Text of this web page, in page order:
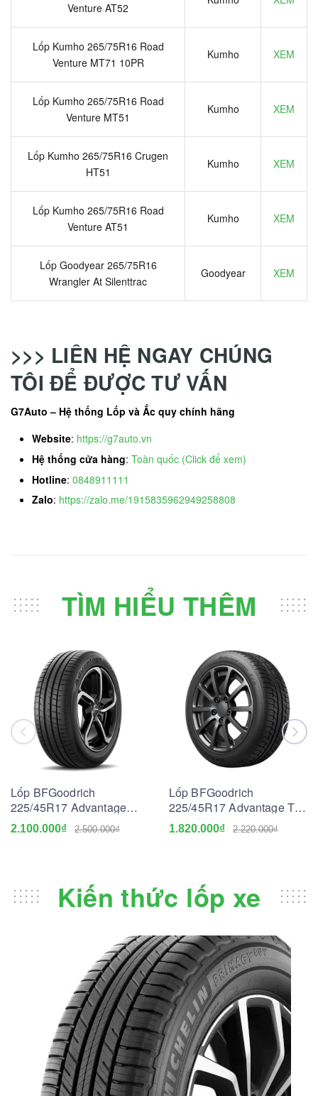
Venture AT52
Lốp Kumho 265/75R16 Road
Venture MT71 10PR
Kumho XEM
Lốp Kumho 265/75R16 Road
Venture MT51
Kumho XEM
Lốp Kumho 265/75R16 Crugen
HT51
Kumho XEM
Lốp Kumho 265/75R16 Road
Venture AT51
Kumho XEM
Lốp Goodyear 265/75R16
Wrangler At Silenttrac
Goodyear XEM
>>> LIÊN HỆ NGAY CHÚNG
TÔI ĐỂ ĐƯỢC TƯ VẤN
G7Auto – Hệ thống Lốp và Ắc quy chính hãng
Website: https://g7auto.vn
Hệ thống cửa hàng: Toàn quốc (Click để xem)
Hotline: 0848911111
Zalo: https://zalo.me/1915835962949258808
TÌM HIỂU THÊM
Lốp BFGoodrich
225/45R17 Advantage
Touring
2.100.000₫ 2.500.000₫
Lốp BFGoodrich
225/45R17 Advantage T/A
Drive Go
1.820.000₫ 2.220.000₫
Kiến thức lốp xe